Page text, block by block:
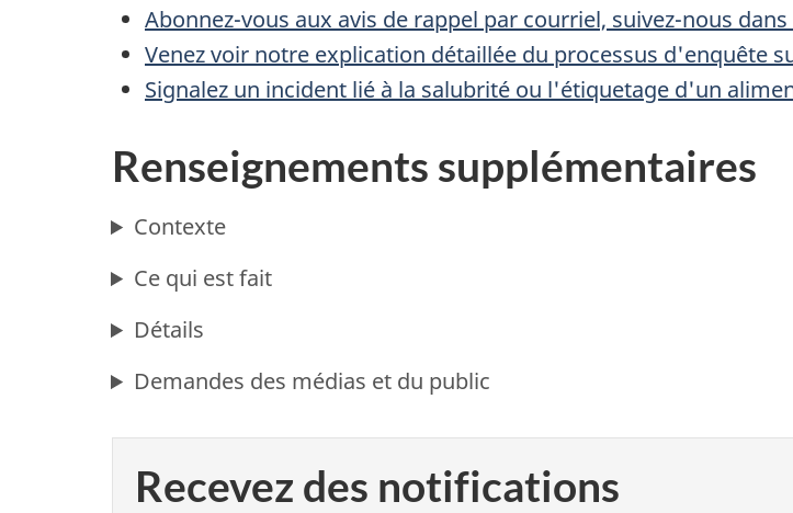
Abonnez-vous aux avis de rappel par courriel, suivez-nous
Venez voir notre explication détaillée du processus d'enquête
Signalez un incident lié à la salubrité ou l'étiquetage d'un
Renseignements supplémentaires
Contexte
Ce qui est fait
Détails
Demandes des médias et du public
Recevez des notifications